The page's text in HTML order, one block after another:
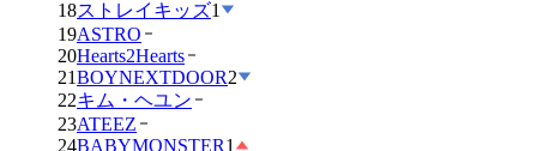
18ストレイキッズ1
19ASTRO
20Hearts2Hearts
21BOYNEXTDOOR2
22キム・ヘユン
23ATEEZ
24BABYMONSTER1